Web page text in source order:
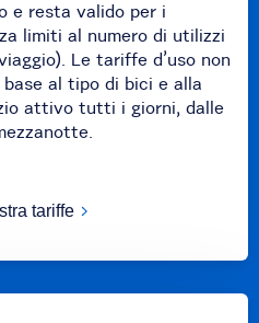
e resta valido per i
limiti al numero di utilizzi
Le tariffe d’uso non
al tipo di bici e alla
attivo tutti i giorni, dalle
tariffe